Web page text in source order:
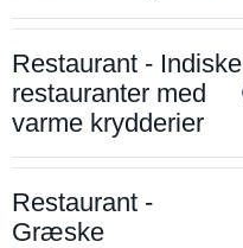
Restaurant - Indiske
restauranter med
varme krydderier
Restaurant -
Græske